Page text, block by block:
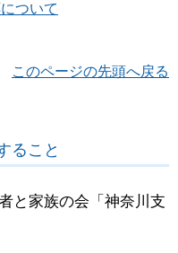
ついて
このページの先頭へ戻る
ること
と家族の会「神奈川支